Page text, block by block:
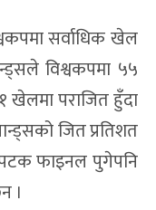
सर्वाधिक खेल
विश्वकपमा ५५
पराजित हुँदा
जित प्रतिशत
फाइनल पुगेपनि
।